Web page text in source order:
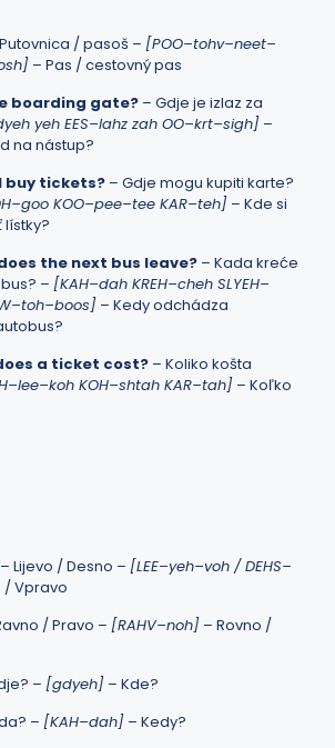
/ pasoš – [POO–tohv–neet–
– Pas / cestovný pas
boarding gate? – Gdje je izlaz za
yeh EES–lahz zah OO–krt–sigh] –
na nástup?
buy tickets? – Gdje mogu kupiti karte?
KOO–pee–tee KAR–teh] – Kde si
the next bus leave? – Kada kreće
– [KAH–dah KREH–cheh SLYEH–
– Kedy odchádza
a ticket cost? – Koliko košta
KOH–shtah KAR–tah] – Koľko
– Lijevo / Desno – [LEE–yeh–voh / DEHS–
/ Vpravo
/ Pravo – [RAHV–noh] – Rovno /
– [gdyeh] – Kde?
– [KAH–dah] – Kedy?